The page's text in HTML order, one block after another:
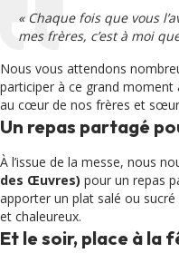
« Chaque fois que vous
mes frères, c’est à moi
Nous vous attendons
participer à ce grand moment
au cœur de nos frères et
Un repas partagé
À l’issue de la messe, nous
des Œuvres) pour un repas
apporter un plat salé ou
et chaleureux.
Et le soir, place à la